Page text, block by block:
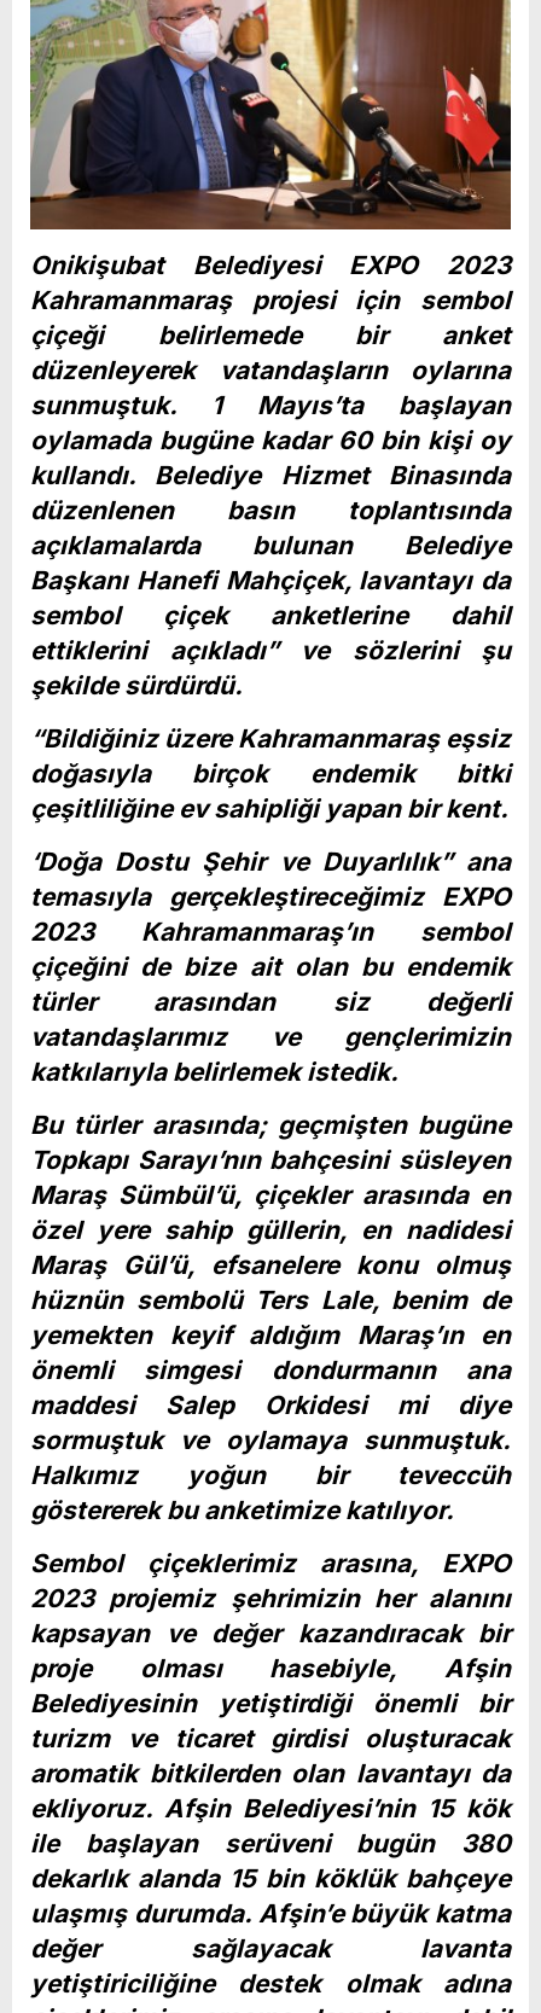
Onikişubat Belediyesi EXPO 2023
Kahramanmaraş projesi için sembol
çiçeği belirlemede bir anket
düzenleyerek vatandaşların oylarına
sunmuştuk. 1 Mayıs’ta başlayan
oylamada bugüne kadar 60 bin kişi oy
kullandı. Belediye Hizmet Binasında
düzenlenen basın toplantısında
açıklamalarda bulunan Belediye
Başkanı Hanefi Mahçiçek, lavantayı da
sembol çiçek anketlerine dahil
ettiklerini açıkladı”
ve sözlerini şu
şekilde sürdürdü.
“Bildiğiniz üzere Kahramanmaraş eşsiz
doğasıyla birçok endemik bitki
çeşitliliğine ev sahipliği yapan bir kent.
‘Doğa Dostu Şehir ve Duyarlılık” ana
temasıyla gerçekleştireceğimiz EXPO
2023 Kahramanmaraş’ın sembol
çiçeğini de bize ait olan bu endemik
türler arasından siz değerli
vatandaşlarımız ve gençlerimizin
katkılarıyla belirlemek istedik.
Bu türler arasında; geçmişten bugüne
Topkapı Sarayı’nın bahçesini süsleyen
Maraş Sümbül’ü, çiçekler arasında en
özel yere sahip güllerin, en nadidesi
Maraş Gül’ü, efsanelere konu olmuş
hüznün sembolü Ters Lale, benim de
yemekten keyif aldığım Maraş’ın en
önemli simgesi dondurmanın ana
maddesi Salep Orkidesi mi diye
sormuştuk ve oylamaya sunmuştuk.
Halkımız yoğun bir teveccüh
göstererek bu anketimize katılıyor.
Sembol çiçeklerimiz arasına, EXPO
2023 projemiz şehrimizin her alanını
kapsayan ve değer kazandıracak bir
proje olması hasebiyle, Afşin
Belediyesinin yetiştirdiği önemli bir
turizm ve ticaret girdisi oluşturacak
aromatik bitkilerden olan lavantayı da
ekliyoruz. Afşin Belediyesi’nin 15 kök
ile başlayan serüveni bugün 380
dekarlık alanda 15 bin köklük bahçeye
ulaşmış durumda. Afşin’e büyük katma
değer sağlayacak lavanta
yetiştiriciliğine destek olmak adına